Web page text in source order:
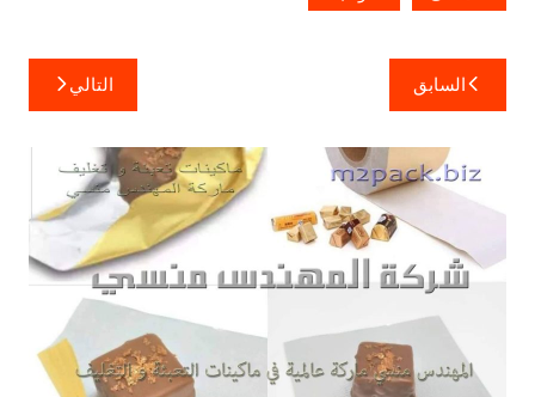
تصفّح
المقالات
السابق التالي